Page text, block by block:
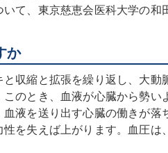
て、東京慈恵会医科大学の和
か
収縮と拡張を繰り返し、大動
このとき、血液が心臓から勢い
液を送り出す心臓の働きが落
性を失えば上がります。血圧は